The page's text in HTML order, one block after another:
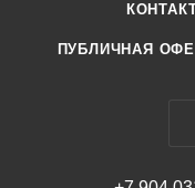
ПУБЛИЧНАЯ